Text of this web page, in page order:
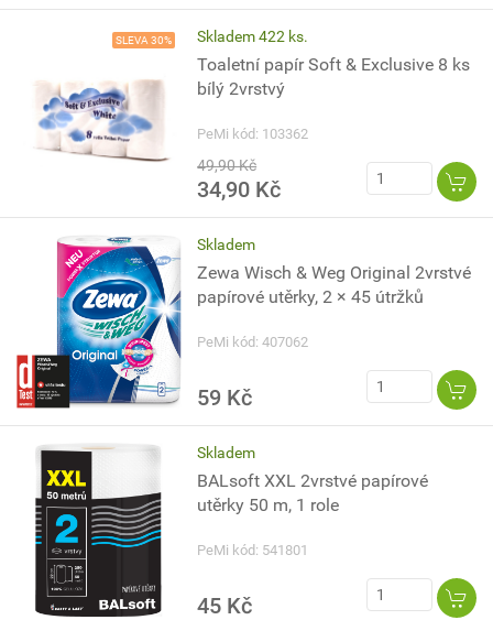
SLEVA 30% Skladem 422 ks.
Toaletní papír Soft & Exclusive 8 ks
bílý 2vrstvý
PeMi kód: 103362
49,90 Kč
34,90 Kč
Skladem
Zewa Wisch & Weg Original 2vrstvé
papírové utěrky, 2 × 45 útržků
PeMi kód: 407062
59 Kč
Skladem
BALsoft XXL 2vrstvé papírové
utěrky 50 m, 1 role
PeMi kód: 541801
45 Kč